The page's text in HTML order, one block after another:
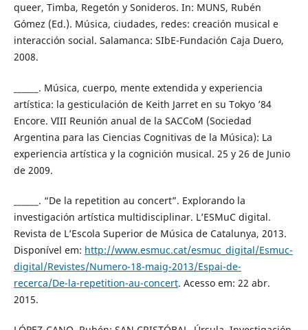
queer, Timba, Regetón y Sonideros. In: MUNS, Rubén
Gómez (Ed.). Música, ciudades, redes: creación musical e
interacción social. Salamanca: SIbE-Fundación Caja Duero,
2008.
______. Música, cuerpo, mente extendida y experiencia
artística: la gesticulación de Keith Jarret en su Tokyo ’84
Encore. VIII Reunión anual de la SACCoM (Sociedad
Argentina para las Ciencias Cognitivas de la Música): La
experiencia artística y la cognición musical. 25 y 26 de Junio
de 2009.
______. “De la repetition au concert”. Explorando la
investigación artística multidisciplinar. L’ESMuC digital.
Revista de L’Escola Superior de Música de Catalunya, 2013.
Disponível em: http://www.esmuc.cat/esmuc_digital/Esmuc-
digital/Revistes/Numero-18-maig-2013/Espai-de-
recerca/De-la-repetition-au-concert. Acesso em: 22 abr.
2015.